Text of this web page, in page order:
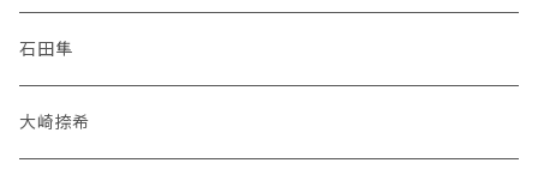
石田隼
大崎捺希